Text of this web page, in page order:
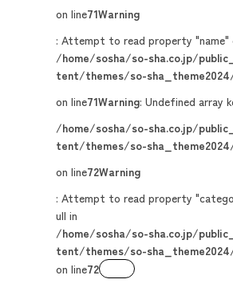
on line71Warning
: Attempt to read property "name"
/home/sosha/so-sha.co.jp/
tent/themes/so-
on line71Warning: Undefined array
/home/sosha/so-sha.co.jp/
tent/themes/so-
on line72Warning
: Attempt to read property
ull in
/home/sosha/so-sha.co.jp/
tent/themes/so-
on line72